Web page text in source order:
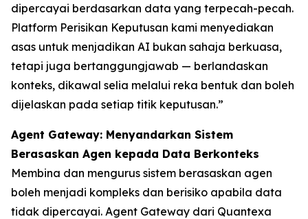
dipercayai berdasarkan data yang terpecah-pecah.
Platform Perisikan Keputusan kami menyediakan
asas untuk menjadikan AI bukan sahaja berkuasa,
tetapi juga bertanggungjawab — berlandaskan
konteks, dikawal selia melalui reka bentuk dan boleh
dijelaskan pada setiap titik keputusan.”
Agent Gateway: Menyandarkan Sistem
Berasaskan Agen kepada Data Berkonteks
Membina dan mengurus sistem berasaskan agen
boleh menjadi kompleks dan berisiko apabila data
tidak dipercayai. Agent Gateway dari Quantexa